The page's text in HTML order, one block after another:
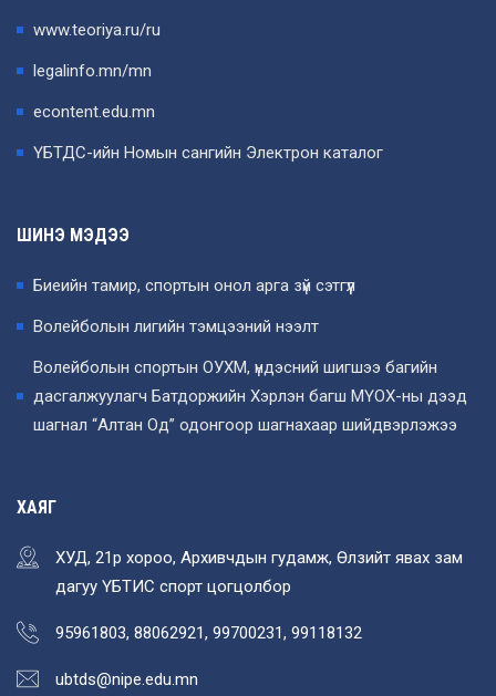
www.teoriya.ru/ru
legalinfo.mn/mn
econtent.edu.mn
ҮБТДС-ийн Номын сангийн Электрон каталог
ШИНЭ МЭДЭЭ
Биеийн тамир, спортын онол арга зүй сэтгүүл
Волейболын лигийн тэмцээний нээлт
Волейболын спортын ОУХМ, үндэсний шигшээ багийн
дасгалжуулагч Батдоржийн Хэрлэн багш МҮОХ-ны дээд
шагнал “Алтан Од” одонгоор шагнахаар шийдвэрлэжээ
ХАЯГ
ХУД, 21р хороо, Архивчдын гудамж, Өлзийт явах зам
дагуу ҮБТИС спорт цогцолбор
95961803, 88062921, 99700231, 99118132
ubtds@nipe.edu.mn